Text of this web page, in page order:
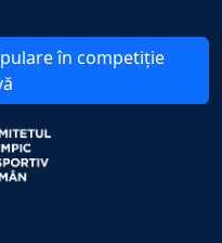
în competiție